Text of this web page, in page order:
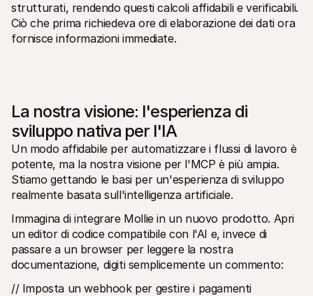
strutturati, rendendo questi calcoli affidabili e verificabili.
Ciò che prima richiedeva ore di elaborazione dei dati ora
fornisce informazioni immediate.
La nostra visione: l'esperienza di
sviluppo nativa per l'IA
Un modo affidabile per automatizzare i flussi di lavoro è
potente, ma la nostra visione per l'MCP è più ampia.
Stiamo gettando le basi per un'esperienza di sviluppo
realmente basata sull'intelligenza artificiale.
Immagina di integrare Mollie in un nuovo prodotto. Apri
un editor di codice compatibile con l'AI e, invece di
passare a un browser per leggere la nostra
documentazione, digiti semplicemente un commento:
// Imposta un webhook per gestire i pagamenti